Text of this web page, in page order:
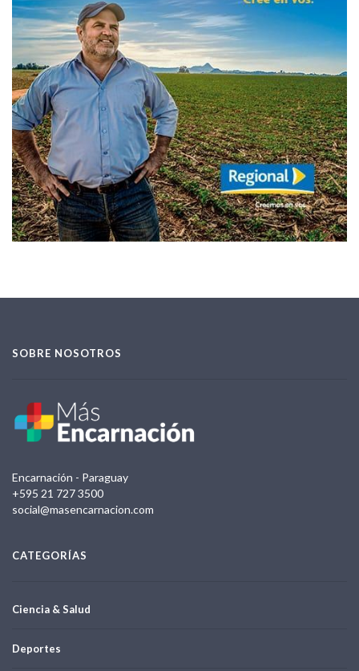
SOBRE NOSOTROS
Encarnación - Paraguay
+595 21 727 3500
social@masencarnacion.com
CATEGORÍAS
Ciencia & Salud
Deportes